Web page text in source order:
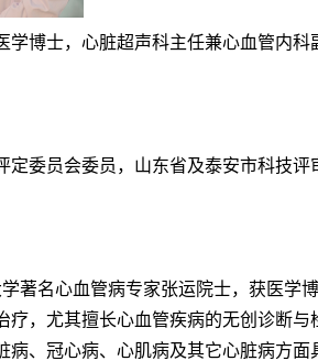
博士，心脏超声科主任兼心血管内科
委员会委员，山东省及泰安市科技评
著名心血管病专家张运院士，获医学
，尤其擅长心血管疾病的无创诊断与
、冠心病、心肌病及其它心脏病方面